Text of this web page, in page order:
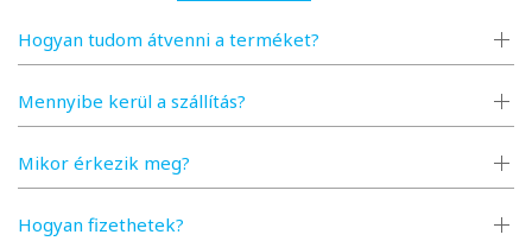
Hogyan tudom átvenni a terméket?
Mennyibe kerül a szállítás?
Mikor érkezik meg?
Hogyan fizethetek?